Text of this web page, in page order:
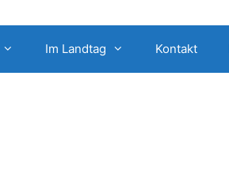
Im Landtag Kontakt